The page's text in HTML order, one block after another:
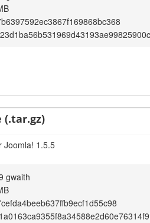
(.tar.gz)
Joomla! 1.5.5
gwaith